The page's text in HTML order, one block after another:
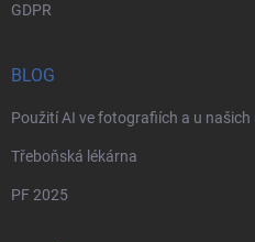
GDPR
BLOG
Použití AI ve fotografiích a u
Třeboňská lékárna
PF 2025